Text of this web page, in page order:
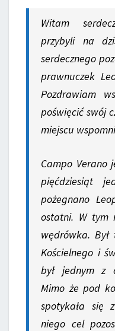
Witam
przybyli na
serdecznego
prawnuczek
Pozdrawiam
poświęcić swój
miejscu
Campo Verano
pięćdziesiąt
pożegnano
ostatni. W tym
wędrówka.
Kościelnego i
był jednym z
Mimo że pod
spotykała się
niego cel